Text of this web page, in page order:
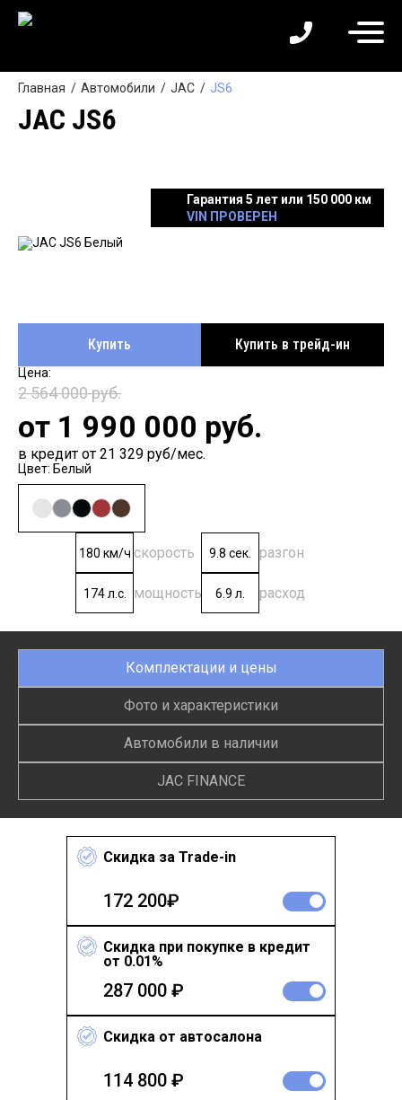
Главная Автомобили JAC JS6
JAC JS6
Гарантия 5 лет или 150 000 км
VIN ПРОВЕРЕН
180 км/ч скорость 9.8 сек. разгон
174 л.с. мощность 6.9 л. расход
Цвет: Белый
от 1 990 000 руб.
2 564 000 руб.
в кредит от 21 329 руб/мес.
Купить Купить в трейд-ин
Комплектации и цены
Фото и характеристики
Автомобили в наличии
JAC FINANCE
Скидка за Trade-in
172 200₽
Скидка при покупке в кредит
от 0.01%
287 000 ₽
Скидка от автосалона
114 800 ₽